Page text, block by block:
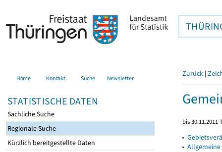
Home Kontakt Suche Newsletter
STATISTISCHE DATEN
Sachliche Suche
Regionale Suche
Kürzlich bereitgestellte Daten
Zurück |
bis 30.11.2011
▸
▸